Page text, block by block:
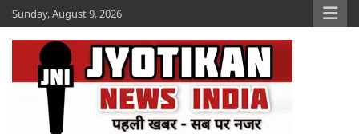
Skip
to
content
Sunday, August 9, 2026